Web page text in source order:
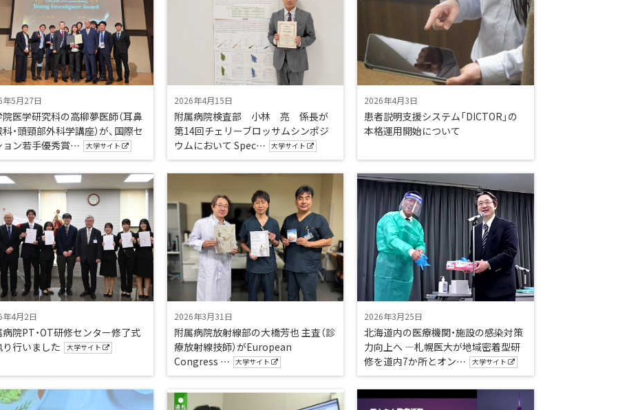
年5月27日
医学研究科の高柳夢医師（耳鼻
・頭頸部外科学講座）が、国際セ
ョン若手優秀賞…
大学サイト
2026年4月15日
附属病院検査部 小林 亮 係長が
第14回チェリーブロッサムシンポジ
ウムにおいて Spec…
大学サイト
2026年4月3日
患者説明支援システム「DICTOR」の
本格運用開始について
年4月2日
病院PT・OT研修センター修了式
り行いました
大学サイト
2026年3月31日
附属病院放射線部の大橋芳也 主査（診
療放射線技師）がEuropean
Congress …
大学サイト
2026年3月25日
北海道内の医療機関・施設の感染対策
力向上へ —札幌医大が地域密着型研
修を道内7か所とオン…
大学サイト